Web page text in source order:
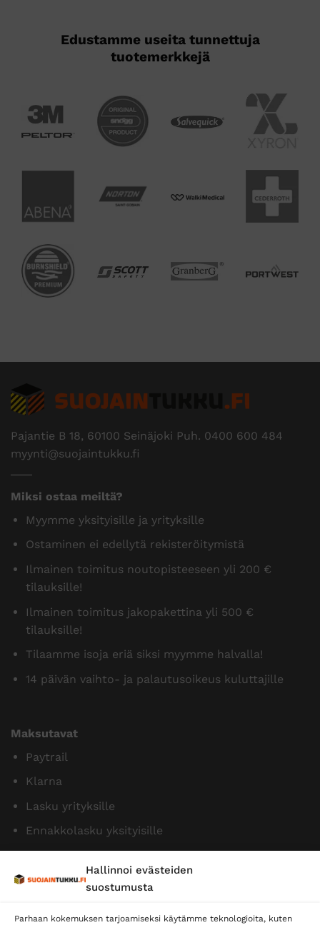
Hallinnoi evästeiden
suostumusta
Parhaan kokemuksen tarjoamiseksi käytämme teknologioita, kuten
Edustamme useita tunnettuja
tuotemerkkejä
Pajantie B 18, 60100 Seinäjoki Puh. 0400 600 484
myynti@suojaintukku.fi
Miksi ostaa meiltä?
Myymme yksityisille ja yrityksille
Ostaminen ei edellytä rekisteröitymistä
Ilmainen toimitus noutopisteeseen yli 200 €
tilauksille!
Ilmainen toimitus jakopakettina yli 500 €
tilauksille!
Tilaamme isoja eriä siksi myymme halvalla!
14 päivän vaihto- ja palautusoikeus kuluttajille
Maksutavat
Paytrail
Klarna
Lasku yrityksille
Ennakkolasku yksityisille